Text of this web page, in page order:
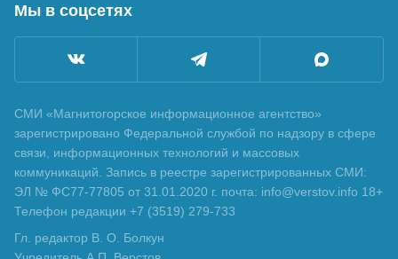
Мы в соцсетях
СМИ «Магнитогорское информационное агентство»
зарегистрировано Федеральной службой по надзору в сфере
связи, информационных технологий и массовых
коммуникаций. Запись в реестре зарегистрированных СМИ:
ЭЛ № ФС77-77805 от 31.01.2020 г. почта: info@verstov.info 18+
Телефон редакции +7 (3519) 279-733
Гл. редактор В. О. Болкун